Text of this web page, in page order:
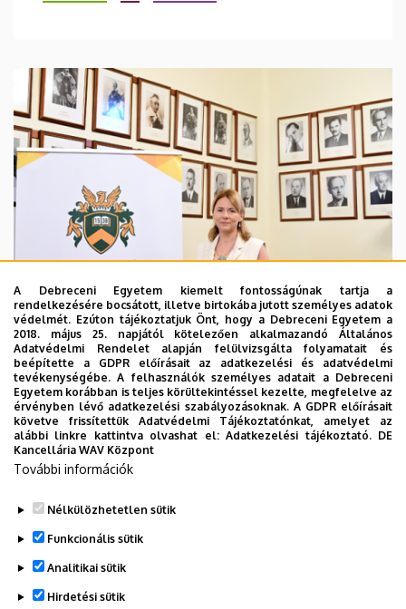
2026. augusztus 5.
Hagyományőrzés és innováció a
Bölcsészettudományi Karon
BÖLCSÉSZETTUDOMÁNY
A Debreceni Egyetem kiemelt fontosságúnak tartja a
rendelkezésére bocsátott, illetve birtokába jutott személyes adatok
védelmét. Ezúton tájékoztatjuk Önt, hogy a Debreceni Egyetem a
2018. május 25. napjától kötelezően alkalmazandó Általános
Adatvédelmi Rendelet alapján felülvizsgálta folyamatait és
beépítette a GDPR előírásait az adatkezelési és adatvédelmi
tevékenységébe. A felhasználók személyes adatait a Debreceni
Egyetem korábban is teljes körültekintéssel kezelte, megfelelve az
érvényben lévő adatkezelési szabályozásoknak. A GDPR előírásait
követve frissítettük Adatvédelmi Tájékoztatónkat, amelyet az
alábbi linkre kattintva olvashat el:Adatkezelési tájékoztató. DE
Kancellária WAV Központ
További információk
Nélkülözhetetlen sütik
Funkcionális sütik
Analitikai sütik
Hirdetési sütik